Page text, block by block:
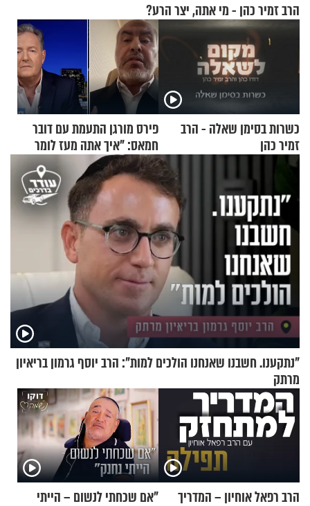
הרב זמיר כהן - מי אתה, יצר הרע?
כשרות בסימן שאלה - הרב
זמיר כהן
פירס מורגן התעמת עם דובר
חמאס: "איך אתה מעז לומר
שלא ביצעתם פשעי מלחמה?!"
"נתקענו. חשבנו שאנחנו הולכים למות": הרב יוסף גרמון בריאיון
מרתק
הרב רפאל אוחיון – המדריך
"אם שכחתי לנשום – הייתי